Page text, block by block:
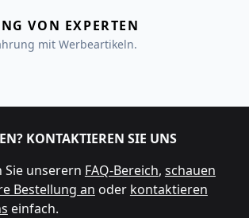
VON EXPERTEN
mit Werbeartikeln.
KONTAKTIEREN SIE UNS
Sie unserern FAQ-Bereich, schauen
Bestellung an oder kontaktieren
einfach.